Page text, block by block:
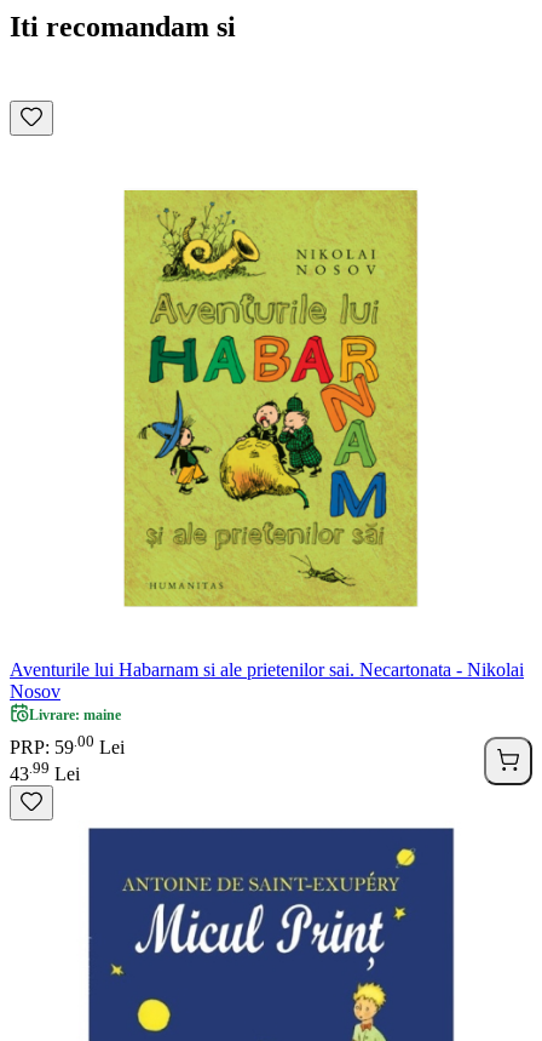
Iti recomandam si
Aventurile lui Habarnam si ale prietenilor sai. Necartonata - Nikolai
Nosov
Livrare: maine
PRP: 59 00 Lei
43 99 Lei